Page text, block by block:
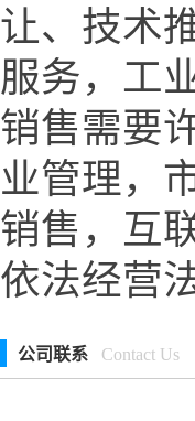
让、技术
服务，工
销售需要
业管理，
销售，互
依法经营
公司联系 Contact Us